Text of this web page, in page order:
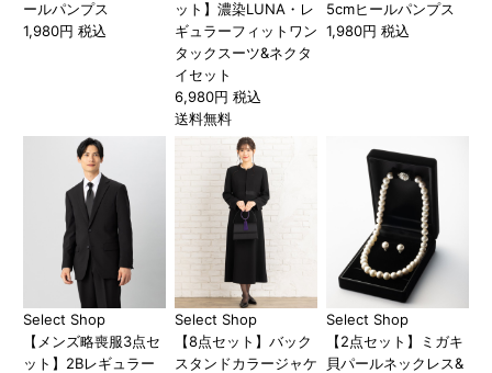
ールパンプス
1,980円 税込
ット】濃染LUNA・レ
ギュラーフィットワン
タックスーツ&ネクタ
イセット
6,980円 税込
送料無料
5cmヒールパンプス
1,980円 税込
Select Shop
【メンズ略喪服3点セ
ット】2Bレギュラー
Select Shop
【8点セット】バック
スタンドカラージャケ
Select Shop
【2点セット】ミガキ
貝パールネックレス&